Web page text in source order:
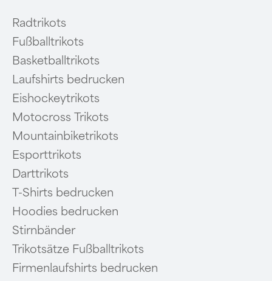
Radtrikots
Fußballtrikots
Basketballtrikots
Laufshirts bedrucken
Eishockeytrikots
Motocross Trikots
Mountainbiketrikots
Esporttrikots
Darttrikots
T-Shirts bedrucken
Hoodies bedrucken
Stirnbänder
Trikotsätze Fußballtrikots
Firmenlaufshirts bedrucken